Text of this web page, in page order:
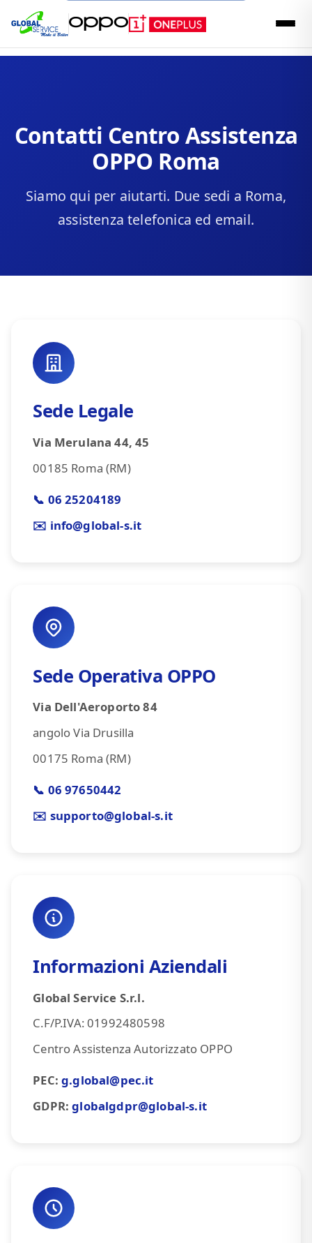
Contatti Centro Assistenza
OPPO Roma
Siamo qui per aiutarti. Due sedi a Roma,
assistenza telefonica ed email.
Sede Legale
Via Merulana 44, 45
00185 Roma (RM)
📞 06 25204189
✉️ info@global-s.it
Sede Operativa OPPO
Via Dell'Aeroporto 84
angolo Via Drusilla
00175 Roma (RM)
📞 06 97650442
✉️ supporto@global-s.it
Informazioni Aziendali
Global Service S.r.l.
C.F/P.IVA: 01992480598
Centro Assistenza Autorizzato OPPO
PEC: g.global@pec.it
GDPR: globalgdpr@global-s.it